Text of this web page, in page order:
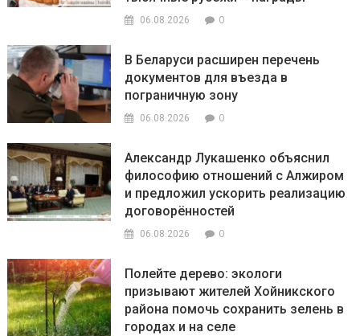
06.08.2026 0
В Беларуси расширен перечень
документов для въезда в
пограничную зону
06.08.2026 0
Александр Лукашенко объяснил
философию отношений с Алжиром
и предложил ускорить реализацию
договорённостей
06.08.2026 0
Полейте дерево: экологи
призывают жителей Хойникского
района помочь сохранить зелень в
городах и на селе